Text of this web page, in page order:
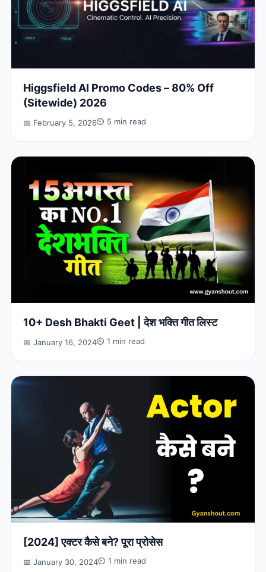
Higgsfield AI Promo Codes – 80% Off
(Sitewide) 2026
📅 February 5, 2026⏲ 5 min read
10+ Desh Bhakti Geet | देश भक्ति गीत लिस्ट
📅 January 16, 2024⏲ 1 min read
[2024] एक्टर कैसे बने? पूरा प्रोसेस
📅 January 30, 2024⏲ 1 min read